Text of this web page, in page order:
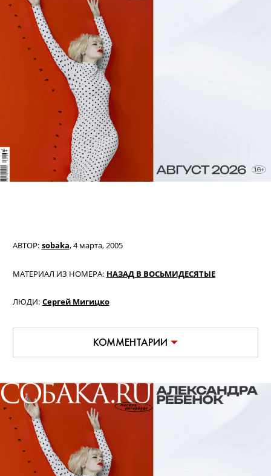
АВТОР: sobaka,4 марта, 2005
МАТЕРИАЛ ИЗ НОМЕРА: НАЗАД В ВОСЬМИДЕСЯТЫЕ
ЛЮДИ: Сергей Мигицко
КОММЕНТАРИИ